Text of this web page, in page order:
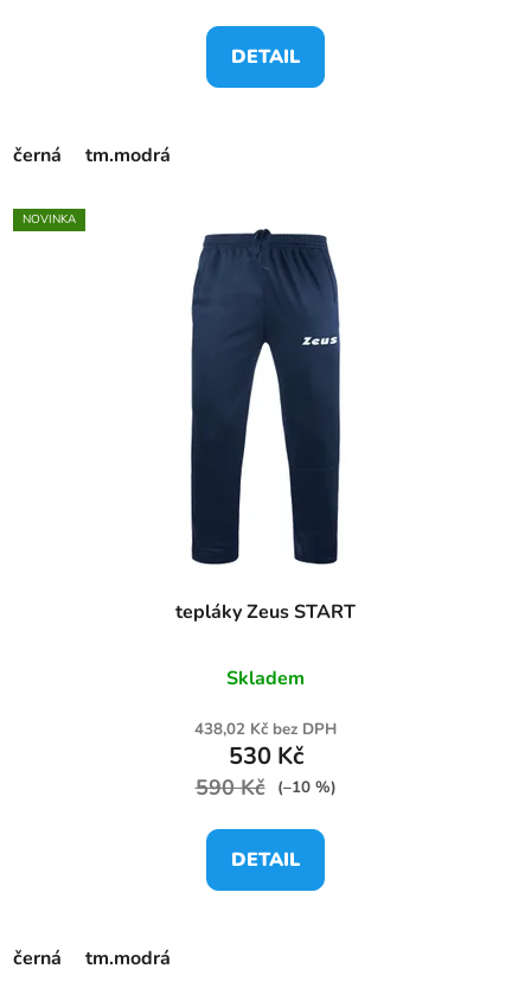
DETAIL
černá tm.modrá
NOVINKA
tepláky Zeus START
Skladem
438,02 Kč bez DPH
530 Kč
590 Kč (–10 %)
DETAIL
černá tm.modrá